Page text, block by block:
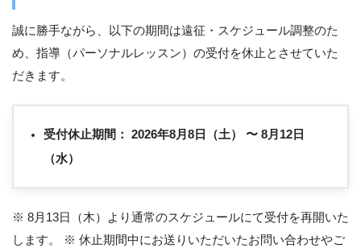
誠に勝手ながら、以下の期間は遠征・スケジュール調整のた
め、指導（パーソナルレッスン）の受付を休止とさせていた
だきます。
受付休止期間：
2026年8月8日（土） 〜 8月12日
（水）
※ 8月13日（木）より通常のスケジュールにて受付を再開いた
します。 ※ 休止期間中にお送りいただいたお問い合わせやご